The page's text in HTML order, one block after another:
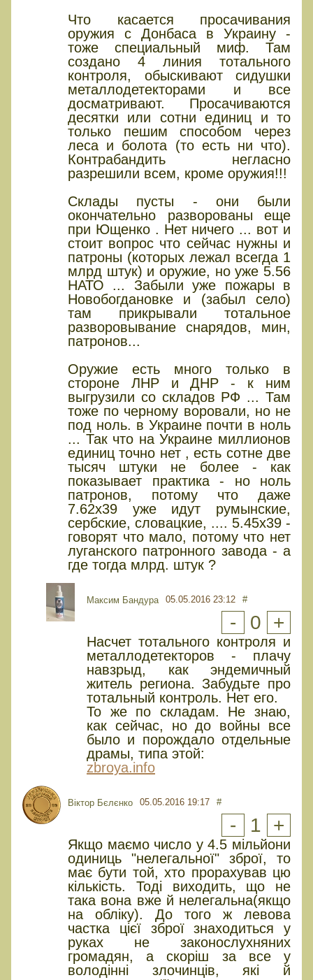
Что касается просачивания
оружия с Донбаса в Украину -
тоже специальный миф. Там
создано 4 линия тотального
контроля, обыскивают сидушки
металлодетекторами и все
досматривают. Просачиваются
десятки или сотни единиц и то
только пешим способом через
леса и болота (то есть ни что).
Контрабандить негласно
разрешили всем, кроме оружия!!!
Склады пусты - они были
окончательно разворованы еще
при Ющенко . Нет ничего ... вот и
стоит вопрос что сейчас нужны и
патроны (которых лежал всегда 1
млрд штук) и оружие, но уже 5.56
НАТО ... Забыли уже пожары в
Новобогдановке и (забыл село)
там прикрывали тотальное
разворовывание снарядов, мин,
патронов...
Оружие есть много только в
стороне ЛНР и ДНР - к ним
выгрузили со складов РФ ... Там
тоже по черному воровали, но не
под ноль. в Украине почти в ноль
... Так что на Украине миллионов
единиц точно нет , есть сотне две
тысяч штуки не более - как
показывает практика - но ноль
патронов, потому что даже
7.62х39 уже идут румынские,
сербские, словацкие, .... 5.45х39 -
говорят что мало, потому что нет
луганского патронного завода - а
где тогда млрд. штук ?
Максим Бандура 05.05.2016 23:12 #
- 0 +
Насчет тотального контроля и
металлодетекторов - плачу
навзрыд, как эндемичный
житель региона. Забудьте про
тотальный контроль. Нет его.
То же по складам. Не знаю,
как сейчас, но до войны все
было и порождало отдельные
драмы, типа этой:
zbroya.info
Віктор Бєлєнко 05.05.2016 19:17 #
- 1 +
Якщо маємо число у 4.5 мільйони
одиниць "нелегальної" зброї, то
має бути той, хто прорахував цю
кількість. Тоді виходить, що не
така вона вже й нелегальна(якщо
на обліку). До того ж левова
частка цієї зброї знаходиться у
руках не законослухняних
громадян, а скоріш за все у
володінні злочинців, які й